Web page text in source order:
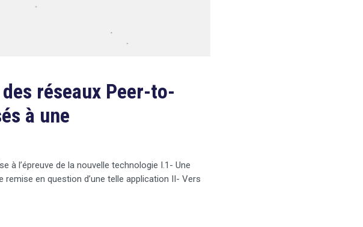
réseaux Peer-to-
à une
à l’épreuve de la nouvelle technologie I.1- Une
remise en question d’une telle application II- Vers